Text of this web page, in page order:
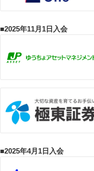
■2025年11月1日入会
■2025年4月1日入会